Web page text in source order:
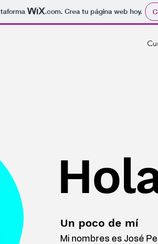
.com. Crea tu página web hoy.
Un poco de mí
Mi nombres es José